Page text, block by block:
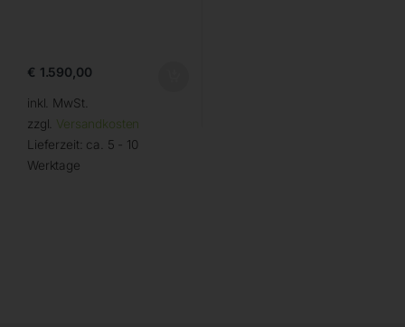
€ 1.590,00
inkl. MwSt.
zzgl. Versandkosten
Lieferzeit: ca. 5 - 10
Werktage